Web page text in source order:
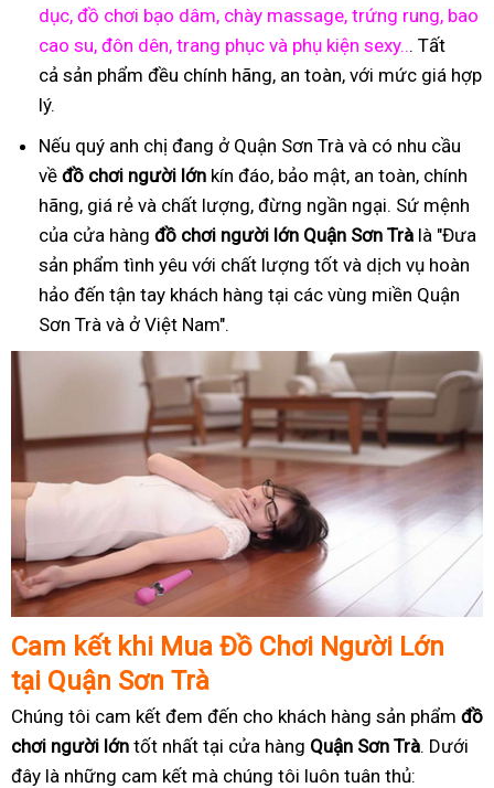
dục, đồ chơi bạo dâm, chày massage, trứng rung, bao
cao su, đôn dên, trang phục và phụ kiện sexy... Tất
cả sản phẩm đều chính hãng, an toàn, với mức giá hợp
lý.
Nếu quý anh chị đang ở Quận Sơn Trà và có nhu cầu
về đồ chơi người lớn kín đáo, bảo mật, an toàn, chính
hãng, giá rẻ và chất lượng, đừng ngần ngại. Sứ mệnh
của cửa hàng đồ chơi người lớn Quận Sơn Trà là "Đưa
sản phẩm tình yêu với chất lượng tốt và dịch vụ hoàn
hảo đến tận tay khách hàng tại các vùng miền Quận
Sơn Trà và ở Việt Nam".
Cam kết khi Mua Đồ Chơi Người Lớn
tại Quận Sơn Trà
Chúng tôi cam kết đem đến cho khách hàng sản phẩm đồ
chơi người lớn tốt nhất tại cửa hàng Quận Sơn Trà. Dưới
đây là những cam kết mà chúng tôi luôn tuân thủ: